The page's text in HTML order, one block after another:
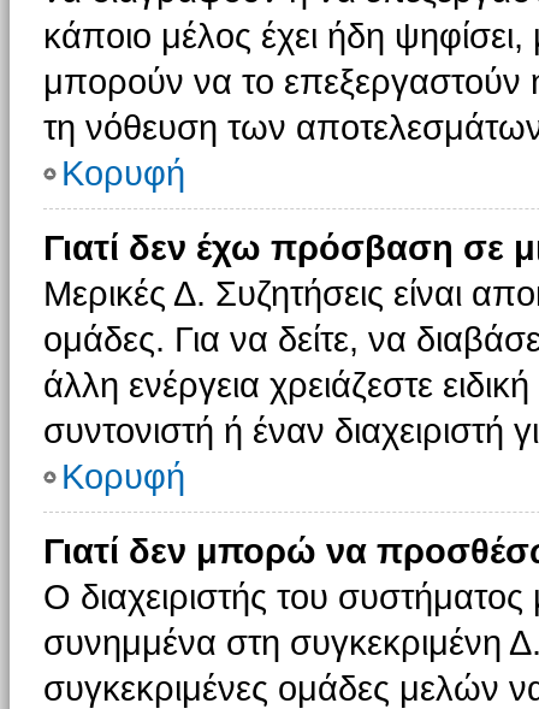
κάποιο μέλος έχει ήδη ψηφίσει,
μπορούν να το επεξεργαστούν
τη νόθευση των
Κορυφή
Γιατί δεν έχω πρόσβαση σε
Μερικές Δ. Συζητήσεις είναι
ομάδες. Για να δείτε, να
άλλη ενέργεια χρειάζεστε
συντονιστή ή έναν διαχειριστή
Κορυφή
Γιατί δεν μπορώ να
Ο διαχειριστής του
συνημμένα στη συγκεκριμένη
συγκεκριμένες ομάδες μελών